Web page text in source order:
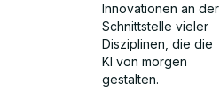
Innovationen an der
Schnittstelle vieler
Disziplinen, die die
KI von morgen
gestalten.